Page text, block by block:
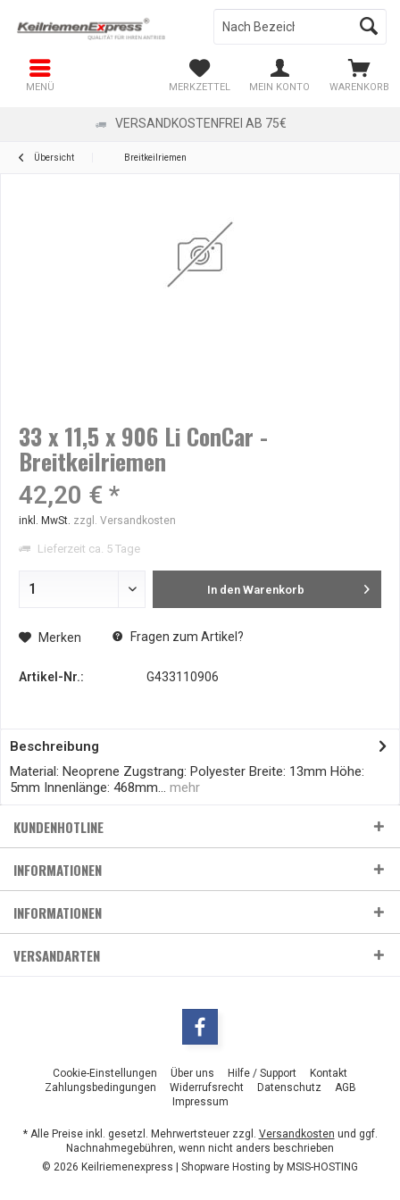
VERSANDKOSTENFREI AB 75€
WARENKORB
MERKZETTEL MEIN KONTO
MENÜ
Übersicht Breitkeilriemen
33 x 11,5 x 906 Li ConCar -
Breitkeilriemen
42,20 € *
inkl. MwSt. zzgl. Versandkosten
Lieferzeit ca. 5 Tage
In den Warenkorb
Merken Fragen zum Artikel?
Artikel-Nr.: G433110906
Beschreibung
Material: Neoprene Zugstrang: Polyester Breite: 13mm Höhe:
5mm Innenlänge: 468mm... mehr
KUNDENHOTLINE
INFORMATIONEN
INFORMATIONEN
VERSANDARTEN
Cookie-Einstellungen Über uns Hilfe / Support
Kontakt
Zahlungsbedingungen
Widerrufsrecht Datenschutz
AGB
Impressum
* Alle Preise inkl. gesetzl. Mehrwertsteuer zzgl. Versandkosten und ggf.
Nachnahmegebühren, wenn nicht anders beschrieben
© 2026 Keilriemenexpress | Shopware Hosting by MSIS-HOSTING